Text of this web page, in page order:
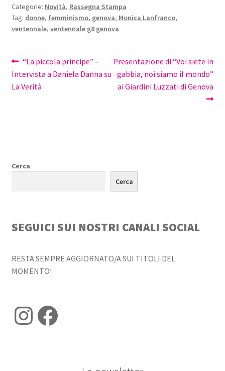
Categorie: Novità, Rassegna Stampa
Tag: donne, femminismo, genova, Monica Lanfranco,
ventennale, ventennale g8 genova
Navigazione
articoli
Articolo
precedente:
“La piccola principe” –
Intervista a Daniela Danna su
La Verità
Articolo
successivo:
Presentazione di “Voi siete in
gabbia, noi siamo il mondo”
ai Giardini Luzzati di Genova
Cerca
Cerca
SEGUICI SUI NOSTRI CANALI SOCIAL
RESTA SEMPRE AGGIORNATO/A SUI TITOLI DEL
MOMENTO!
Instagram
Facebook